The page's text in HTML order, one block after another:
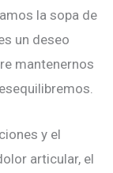
la sopa de
un deseo
mantenernos
y el
articular, el